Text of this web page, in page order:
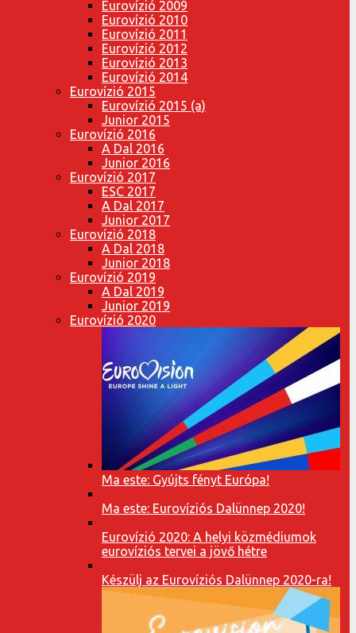
Eurovízió 2009
Eurovízió 2010
Eurovízió 2011
Eurovízió 2012
Eurovízió 2013
Eurovízió 2014
Eurovízió 2015
Eurovízió 2015 (a)
Junior 2015
Eurovízió 2016
A Dal 2016
Junior 2016
Eurovízió 2017
ESC 2017
A Dal 2017
Junior 2017
Eurovízió 2018
A Dal 2018
Junior 2018
Eurovízió 2019
A Dal 2019
Junior 2019
Eurovízió 2020
Ma este: Gyújts fényt Európa!
Ma este: Eurovíziós Dalünnep 2020!
Eurovízió 2020: A helyi közmédiumok
eurovíziós tervei a jövő hétre
Készülj az Eurovíziós Dalünnep 2020-ra!